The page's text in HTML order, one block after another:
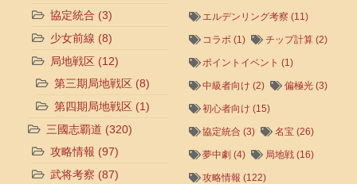
協定統合 (3)
少女前線 (8)
局地戦区 (12)
第三期局地戦区 (8)
第四期局地戦区 (1)
三國志覇道 (320)
攻略情報 (97)
武将考察 (87)
エルデンリング考察 (11)
コラボ (1) チップ計算(2)
ポイントイベント (1)
中級者向け (2) 偏極光(3)
初心者向け (15)
協定統合 (3) 名宝 (26)
夢中劇 (4) 局地戦(16)
攻略情報 (122)